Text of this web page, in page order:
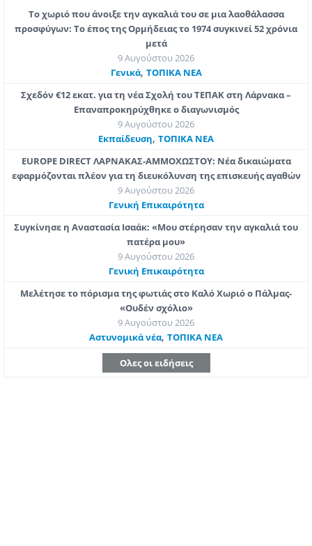
Το χωριό που άνοιξε την αγκαλιά του σε μια λαοθάλασσα
προσφύγων: Το έπος της Ορμήδειας το 1974 συγκινεί 52 χρόνια
μετά
9 Αυγούστου 2026
Γενικά, ΤΟΠΙΚΑ ΝΕΑ
Σχεδόν €12 εκατ. για τη νέα Σχολή του ΤΕΠΑΚ στη Λάρνακα –
Επαναπροκηρύχθηκε ο διαγωνισμός
9 Αυγούστου 2026
Εκπαίδευση, ΤΟΠΙΚΑ ΝΕΑ
EUROPE DIRECT ΛΑΡΝΑΚΑΣ-ΑΜΜΟΧΩΣΤΟΥ: Νέα δικαιώματα
εφαρμόζονται πλέον για τη διευκόλυνση της επισκευής αγαθών
9 Αυγούστου 2026
Γενική Επικαιρότητα
Συγκίνησε η Αναστασία Ισαάκ: «Mου στέρησαν την αγκαλιά του
πατέρα μου»
9 Αυγούστου 2026
Γενική Επικαιρότητα
Μελέτησε το πόρισμα της φωτιάς στο Καλό Χωριό ο Πάλμας-
«Ουδέν σχόλιο»
9 Αυγούστου 2026
Aστυνομικά νέα, ΤΟΠΙΚΑ ΝΕΑ
Ολες οι ειδήσεις